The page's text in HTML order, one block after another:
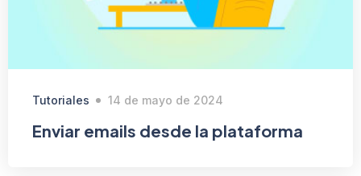
Tutoriales 14 de mayo de 2024
Enviar emails desde la plataforma